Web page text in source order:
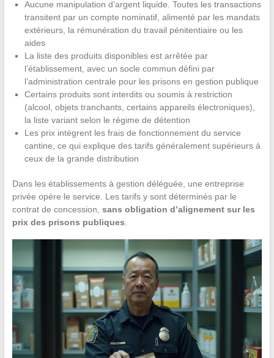
Aucune manipulation d’argent liquide. Toutes les transactions
transitent par un compte nominatif, alimenté par les mandats
extérieurs, la rémunération du travail pénitentiaire ou les
aides
La liste des produits disponibles est arrêtée par
l’établissement, avec un socle commun défini par
l’administration centrale pour les prisons en gestion publique
Certains produits sont interdits ou soumis à restriction
(alcool, objets tranchants, certains appareils électroniques),
la liste variant selon le régime de détention
Les prix intègrent les frais de fonctionnement du service
cantine, ce qui explique des tarifs généralement supérieurs à
ceux de la grande distribution
Dans les établissements à gestion déléguée, une entreprise
privée opère le service. Les tarifs y sont déterminés par le
contrat de concession, sans obligation d’alignement sur les
prix des prisons publiques